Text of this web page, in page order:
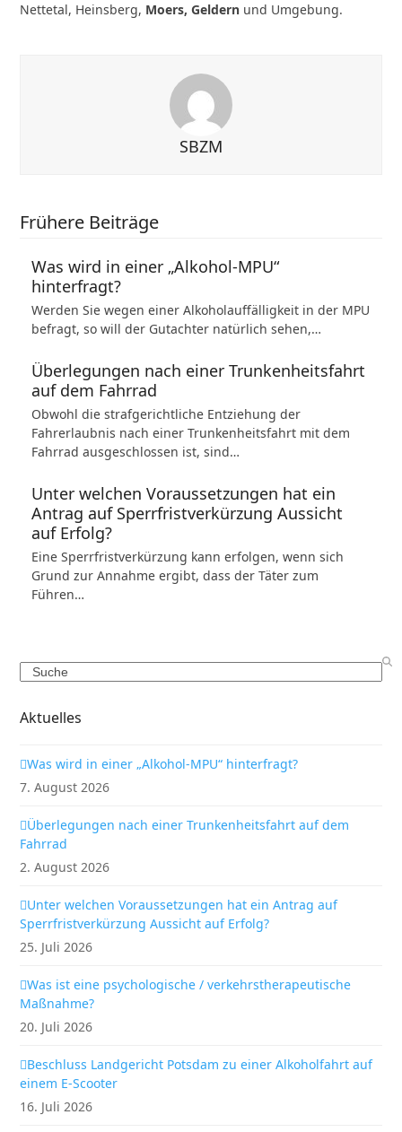
Nettetal, Heinsberg, Moers, Geldern und Umgebung.
SBZM
Frühere Beiträge
Was wird in einer „Alkohol-MPU“
hinterfragt?
Werden Sie wegen einer Alkoholauffälligkeit in der MPU
befragt, so will der Gutachter natürlich sehen,…
Überlegungen nach einer Trunkenheitsfahrt
auf dem Fahrrad
Obwohl die strafgerichtliche Entziehung der
Fahrerlaubnis nach einer Trunkenheitsfahrt mit dem
Fahrrad ausgeschlossen ist, sind…
Unter welchen Voraussetzungen hat ein
Antrag auf Sperrfristverkürzung Aussicht
auf Erfolg?
Eine Sperrfristverkürzung kann erfolgen, wenn sich
Grund zur Annahme ergibt, dass der Täter zum
Führen…
Search
Aktuelles
Was wird in einer „Alkohol-MPU“ hinterfragt?
7. August 2026
Überlegungen nach einer Trunkenheitsfahrt auf dem
Fahrrad
2. August 2026
Unter welchen Voraussetzungen hat ein Antrag auf
Sperrfristverkürzung Aussicht auf Erfolg?
25. Juli 2026
Was ist eine psychologische / verkehrstherapeutische
Maßnahme?
20. Juli 2026
Beschluss Landgericht Potsdam zu einer Alkoholfahrt auf
einem E-Scooter
16. Juli 2026